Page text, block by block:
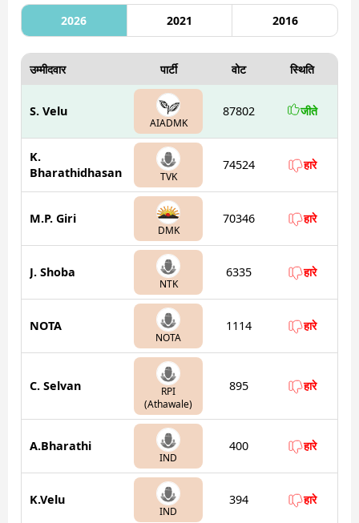
2026 2021 2016
उम्मीदवार पार्टी वोट स्थिति
S. Velu
AIADMK
87802 जीते
K.
Bharathidhasan
TVK
74524 हारे
M.P. Giri
DMK
70346 हारे
J. Shoba
NTK
6335 हारे
NOTA
NOTA
1114 हारे
C. Selvan
RPI
(Athawale)
895 हारे
A.Bharathi
IND
400 हारे
K.Velu
IND
394 हारे